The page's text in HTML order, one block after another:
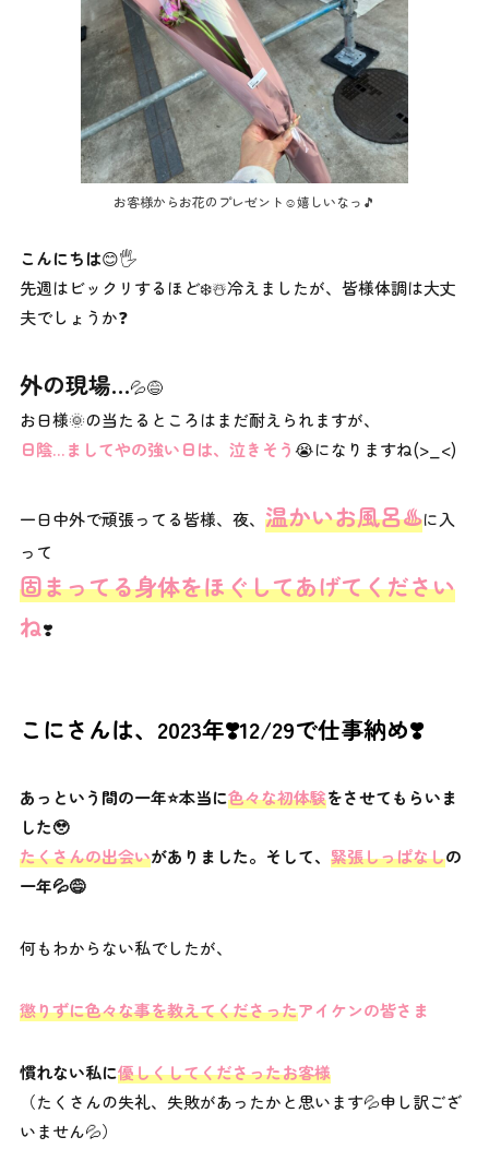
お客様からお花のプレゼント☺️嬉しいなっ🎵
こんにちは😊🖐️
先週はビックリするほど❄️☃️冷えましたが、皆様体調は大丈
夫でしょうか❓
外の現場…💦😅
お日様🌞の当たるところはまだ耐えられますが、
日陰…ましてやの強い日は、泣きそう 😭になりますね(>_<)
一日中外で頑張ってる皆様、夜、 温かいお風呂♨️に入
って
固まってる身体をほぐしてあげてください
ね❣️
こにさんは、2023年️❣️12/29で仕事納め❣️
あっという間の一年⭐️本当に色々な初体験をさせてもらいま
した🥹
たくさんの出会いがありました。そして、 緊張しっぱなしの
一年💦😅
何もわからない私でしたが、
懲りずに色々な事を教えてくださったアイケンの皆さま
慣れない私に優しくしてくださったお客様
（たくさんの失礼、失敗があったかと思います💦申し訳ござ
いません💦）